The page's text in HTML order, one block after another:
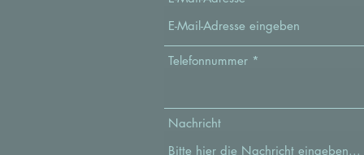
Telefonnummer
Nachricht